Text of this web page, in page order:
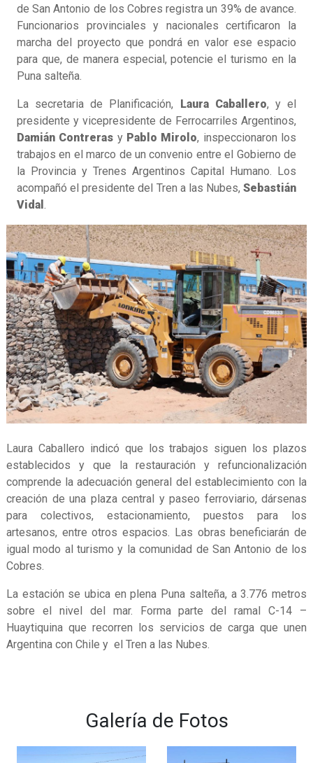
de San Antonio de los Cobres registra un 39% de avance.
Funcionarios provinciales y nacionales certificaron la
marcha del proyecto que pondrá en valor ese espacio
para que, de manera especial, potencie el turismo en la
Puna salteña.
La secretaria de Planificación, Laura Caballero, y el
presidente y vicepresidente de Ferrocarriles Argentinos,
Damián Contreras y Pablo Mirolo, inspeccionaron los
trabajos en el marco de un convenio entre el Gobierno de
la Provincia y Trenes Argentinos Capital Humano. Los
acompañó el presidente del Tren a las Nubes, Sebastián
Vidal .
Laura Caballero indicó que los trabajos siguen los plazos
establecidos y que la restauración y refuncionalización
comprende la adecuación general del establecimiento con la
creación de una plaza central y paseo ferroviario, dársenas
para colectivos, estacionamiento, puestos para los
artesanos, entre otros espacios. Las obras beneficiarán de
igual modo al turismo y la comunidad de San Antonio de los
Cobres.
La estación se ubica en plena Puna salteña, a 3.776 metros
sobre el nivel del mar. Forma parte del ramal C-14 –
Huaytiquina que recorren los servicios de carga que unen
Argentina con Chile y el Tren a las Nubes.
Galería de Fotos